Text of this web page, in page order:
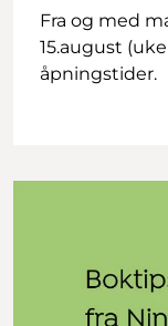
Fra og med
15.august
åpningstider.